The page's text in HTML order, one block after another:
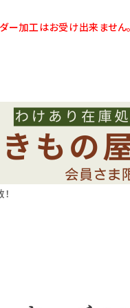
加工はお受け出来ません